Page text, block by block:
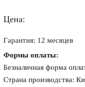
Цена:
Гарантия: 12 месяцев
Формы оплаты:
Безналичная форма
Страна производства: